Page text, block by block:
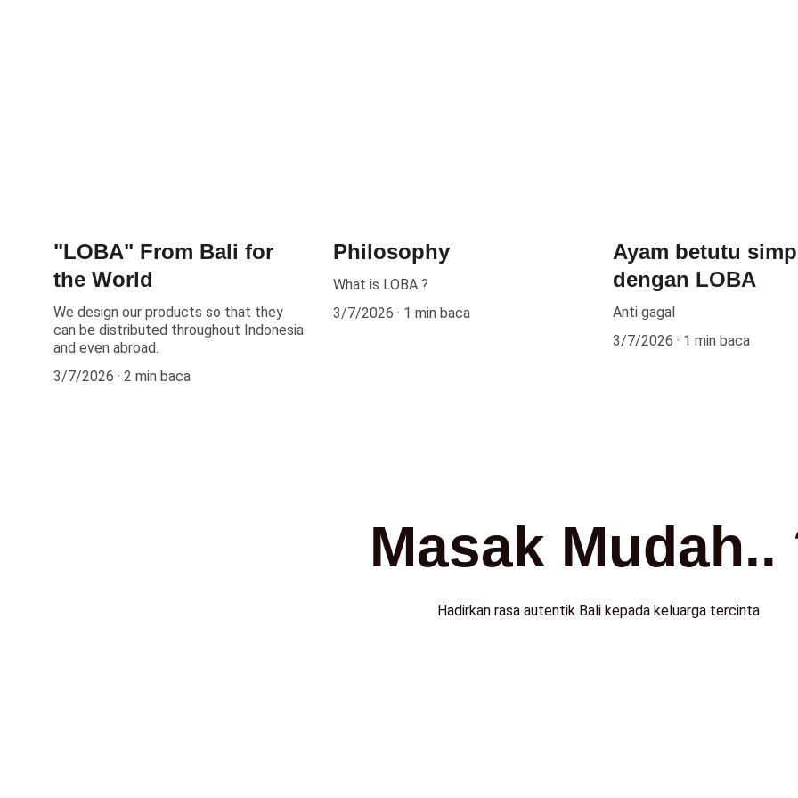
"LOBA" From Bali for
the World
We design our products so that they
can be distributed throughout Indonesia
and even abroad.
3/7/2026
2 min baca
Philosophy
What is LOBA ?
3/7/2026
1 min baca
Ayam betutu
dengan LOBA
Anti gagal
3/7/2026
1 min baca
Masak Mudah..
Hadirkan rasa autentik Bali kepada keluarga tercinta